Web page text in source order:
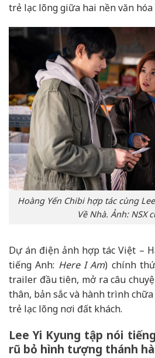
trẻ lạc lõng giữa hai nền văn hóa
Hoàng Yến Chibi hợp tác cùng
Về Nhà. Ảnh: NSX
Dự án điện ảnh hợp tác Việt –
tiếng Anh: Here I Am) chính
trailer đầu tiên, mở ra câu
thân, bản sắc và hành trình
trẻ lạc lõng nơi đất khách.
Lee Yi Kyung tập nói
rũ bỏ hình tượng thánh